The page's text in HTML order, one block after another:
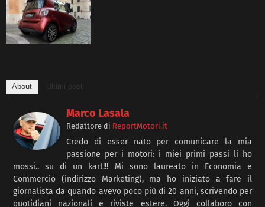
About Ultimi post
Marco Lasala
Redattore di ReportMotori.it
Credo di esser nato per comunicare la mia
passione per i motori: i miei primi passi li ho
mossi.. su di un kart!!! Mi sono laureato in Economia e
Commercio (indirizzo Marketing), ma ho iniziato a fare il
giornalista da quando avevo poco più di 20 anni, scrivendo per
quotidiani nazionali e riviste estere. Oggi collaboro con